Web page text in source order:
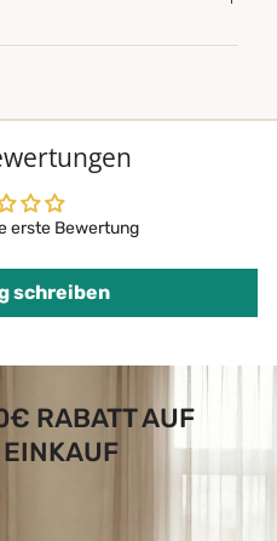
erste Bewertung
schreiben
RABATT AUF